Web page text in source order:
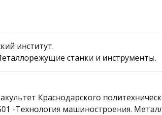
институт.
станки и инструменты.
Краснодарского
-Технология машиностроения.